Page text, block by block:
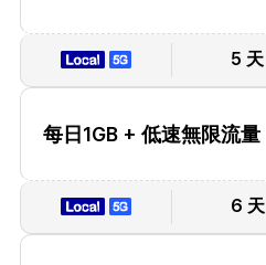
5 天
每日1GB + 低速無限流量
6 天